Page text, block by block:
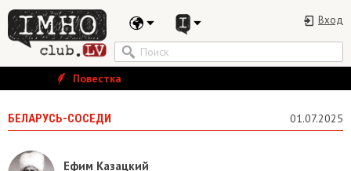
Вход
Повестка
БЕЛАРУСЬ-СОСЕДИ 01.07.2025
Ефим Казацкий